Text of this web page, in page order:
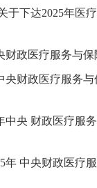
于下达2025年
财政医疗服务与
央财政医疗服务
中央 财政医疗
年 中央财政医疗